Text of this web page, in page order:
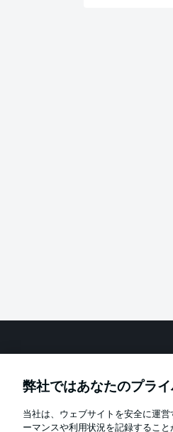
Football as it's
Official Partners
弊社ではあなたのプラ
当社は、ウェブサイトを安全に運
ーマンスや利用状況を記録するこ